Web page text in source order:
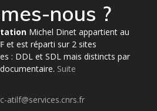
nous ?
Michel Dinet appartient au
et est réparti sur 2 sites
: DDL et SDL mais distincts par
Suite
atilf@services.cnrs.fr